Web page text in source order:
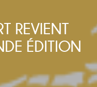
REVIENT
ÉDITION